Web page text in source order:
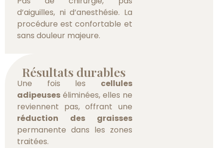
d’aiguilles, ni d’anesthésie. La
procédure est confortable et
sans douleur majeure.
Résultats durables
Une fois les cellules
adipeuses éliminées, elles ne
reviennent pas, offrant une
réduction des graisses
permanente dans les zones
traitées.